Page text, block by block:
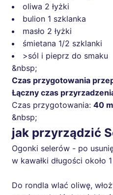
oliwa 2 łyżki
bulion 1 szklanka
masło 2 łyżki
śmietana 1/2 szklanki
>sól i pieprz do smaku
&nbsp;
Czas przygotowania
Łączny czas
Czas przygotowania: 40
&nbsp;
jak przyrządzić
Ogonki selerów - po
w kawałki długości około
Do rondla wlać oliwę,